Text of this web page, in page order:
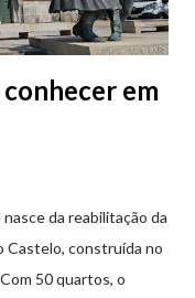
em
da reabilitação da
Castelo, construída no
50 quartos, o